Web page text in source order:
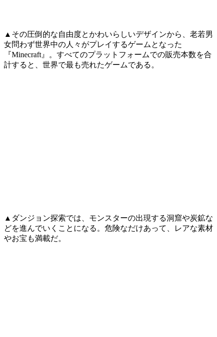
▲その圧倒的な自由度とかわいらしいデザインから、老若男
女問わず世界中の人々がプレイするゲームとなった
『Minecraft』。すべてのプラットフォームでの販売本数を合
計すると、世界で最も売れたゲームである。
▲ダンジョン探索では、モンスターの出現する洞窟や炭鉱な
どを進んでいくことになる。危険なだけあって、レアな素材
やお宝も満載だ。